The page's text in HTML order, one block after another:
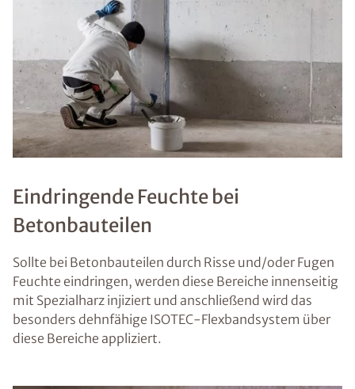
Eindringende Feuchte bei
Betonbauteilen
Sollte bei Betonbauteilen durch Risse und/oder Fugen
Feuchte eindringen, werden diese Bereiche innenseitig
mit Spezialharz injiziert und anschließend wird das
besonders dehnfähige ISOTEC-Flexbandsystem über
diese Bereiche appliziert.